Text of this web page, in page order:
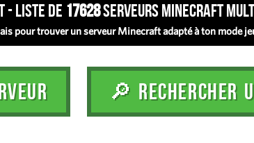
- Liste de 17628serveurs Minecraft
pour trouver un serveur Minecraft adapté à ton mode
🔎 RECHERCHER